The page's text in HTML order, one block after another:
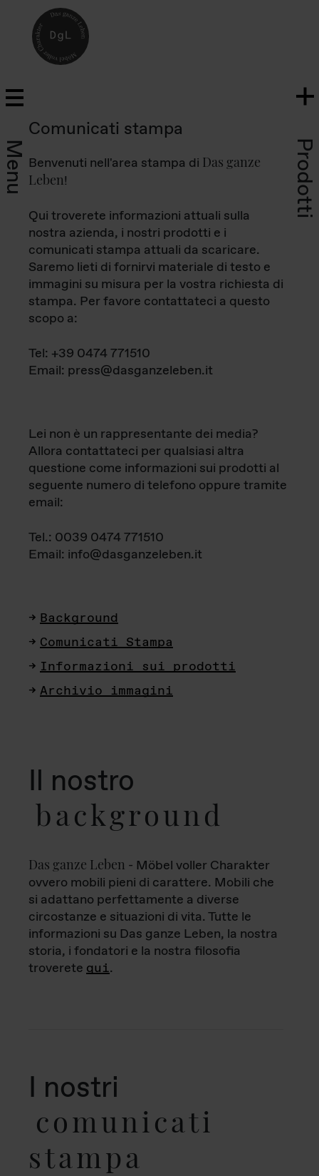
Menu Prodotti
Comunicati stampa
Benvenuti nell'area stampa di Das ganze
Leben!
Qui troverete informazioni attuali sulla
nostra azienda, i nostri prodotti e i
comunicati stampa attuali da scaricare.
Saremo lieti di fornirvi materiale di testo e
immagini su misura per la vostra richiesta di
stampa. Per favore contattateci a questo
scopo a:
Tel: +39 0474 771510
Email: press@dasganzeleben.it
Lei non è un rappresentante dei media?
Allora contattateci per qualsiasi altra
questione come informazioni sui prodotti al
seguente numero di telefono oppure tramite
email:
Tel.: 0039 0474 771510
Email: info@dasganzeleben.it
Background
Comunicati Stampa
Informazioni sui prodotti
Archivio immagini
Il nostro
background
Das ganze Leben - Möbel voller Charakter
ovvero mobili pieni di carattere. Mobili che
si adattano perfettamente a diverse
circostanze e situazioni di vita. Tutte le
informazioni su Das ganze Leben, la nostra
storia, i fondatori e la nostra filosofia
troverete qui.
I nostri
comunicati
stampa